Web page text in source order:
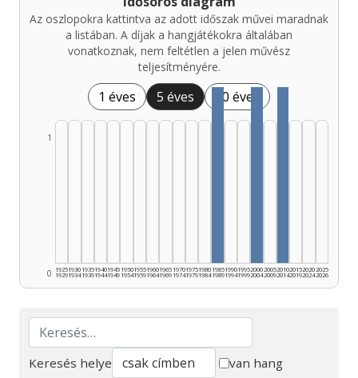
Az oszlopokra kattintva az adott időszak művei maradnak
a listában. A díjak a hangjátékokra általában
vonatkoznak, nem feltétlen a jelen művész
teljesítményére.
1 éves 5 éves 10 éves
0
1
1925
1929
1930
1934
1935
1939
1940
1944
1945
1949
1950
1954
1955
1959
1960
1964
1965
1969
1970
1974
1975
1979
1980
1984
1985
1989
1990
1994
1995
1999
2000
2004
2005
2009
2010
2014
2015
2019
2020
2024
2025
2026
Keresés helye
van hang